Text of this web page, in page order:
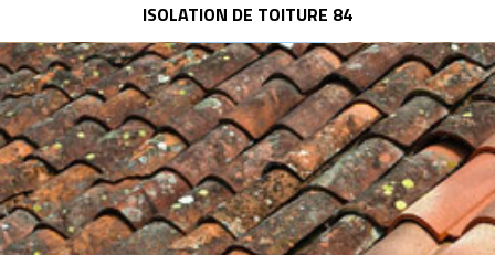
ISOLATION DE TOITURE 84